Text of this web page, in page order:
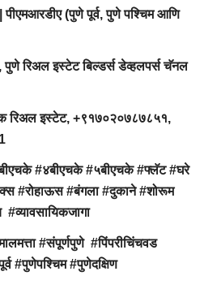
पीएमआरडीए (पुणे पूर्व, पुणे पश्चिम आणि
पुणे रिअल इस्टेट बिल्डर्स डेव्हलपर्स चॅनल
रिअल इस्टेट, +९१७०२०७८७८५१,
#४बीएचके #५बीएचके #फ्लॅट #घरे
#रोहाऊस #बंगला #दुकाने #शोरूम
#व्यावसायिकजागा
#संपूर्णपुणे #पिंपरीचिंचवड
#पुणेपश्चिम #पुणेदक्षिण